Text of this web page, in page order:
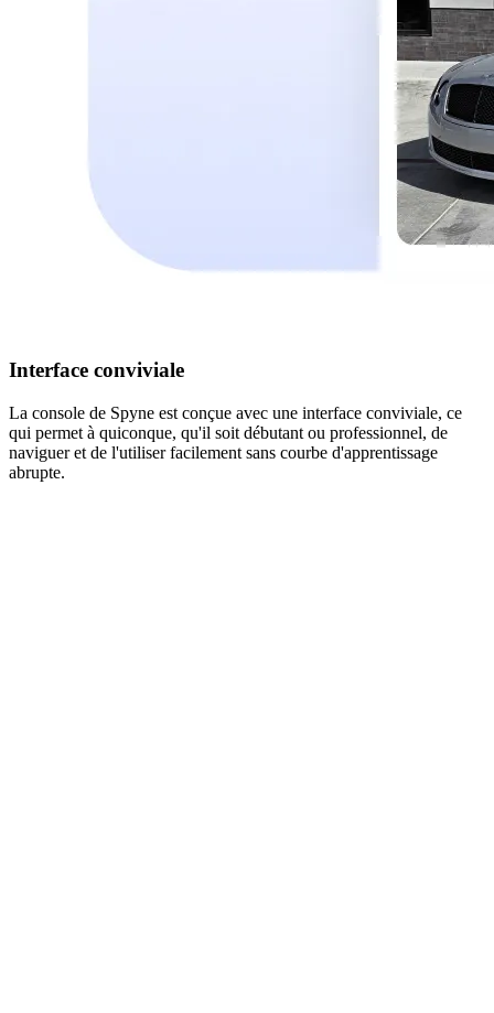
Interface conviviale
La console de Spyne est conçue avec une interface conviviale, ce
qui permet à quiconque, qu'il soit débutant ou professionnel, de
naviguer et de l'utiliser facilement sans courbe d'apprentissage
abrupte.